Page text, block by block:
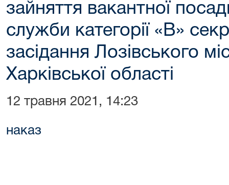
зайняття вакантної
служби категорії «В»
засідання Лозівського
Харківської області
12 травня 2021, 14:23
наказ